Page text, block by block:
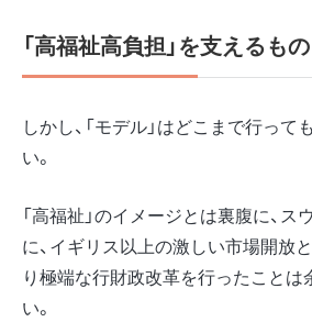
「高福祉高負担」を支えるもの
しかし、「モデル」はどこまで行って
い。
「高福祉」のイメージとは裏腹に、
に、イギリス以上の激しい市場開放
り極端な行財政改革を行ったことは
い。